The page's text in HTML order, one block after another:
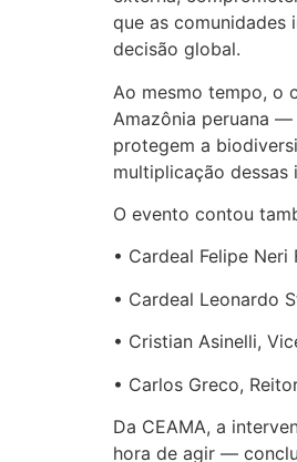
que as comunidades
decisão global.
Ao mesmo tempo, o
Amazônia peruana —
protegem a
multiplicação
O evento contou
• Cardeal Felipe Neri
• Cardeal Leonardo
• Cristian Asinelli,
• Carlos Greco,
Da CEAMA, a
hora de agir —